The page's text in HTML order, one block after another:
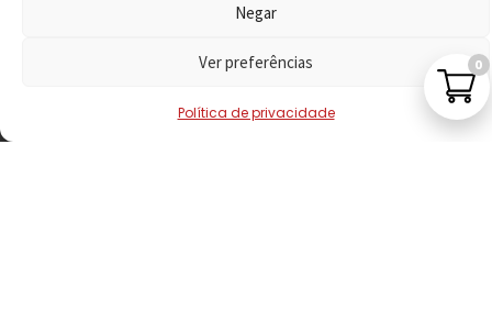
Negar
Ver preferências
Política de privacidade
0